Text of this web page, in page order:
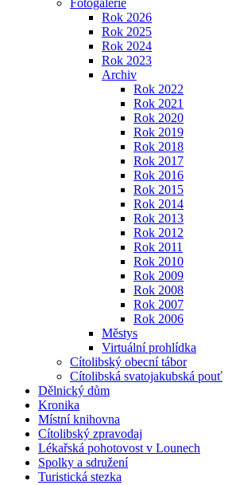
Fotogalerie
Rok 2026
Rok 2025
Rok 2024
Rok 2023
Archiv
Rok 2022
Rok 2021
Rok 2020
Rok 2019
Rok 2018
Rok 2017
Rok 2016
Rok 2015
Rok 2014
Rok 2013
Rok 2012
Rok 2011
Rok 2010
Rok 2009
Rok 2008
Rok 2007
Rok 2006
Městys
Virtuální prohlídka
Cítolibský obecní tábor
Cítolibská svatojakubská pouť
Dělnický dům
Kronika
Místní knihovna
Cítolibský zpravodaj
Lékařská pohotovost v Lounech
Spolky a sdružení
Turistická stezka